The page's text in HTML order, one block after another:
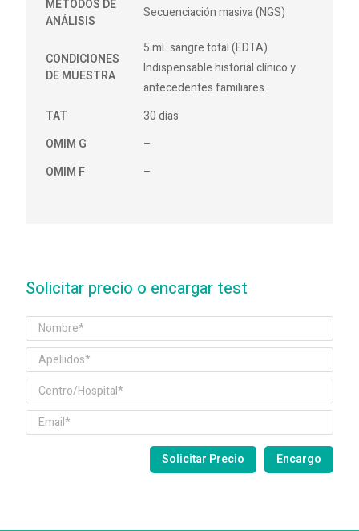
MÉTODOS DE
ANÁLISIS
Secuenciación masiva (NGS)
CONDICIONES
DE MUESTRA
5 mL sangre total (EDTA).
Indispensable historial clínico y
antecedentes familiares.
TAT
30 días
OMIM G
–
OMIM F
–
Solicitar precio o encargar test